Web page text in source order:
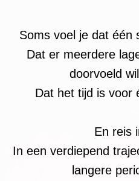
Soms voel je dat één
Dat er meerdere
doorvoeld
Dat het tijd is voor
En reis
In een verdiepend
langere